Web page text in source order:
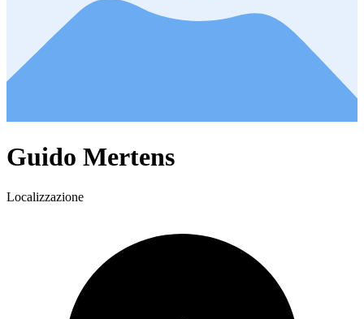
Guido Mertens
Localizzazione